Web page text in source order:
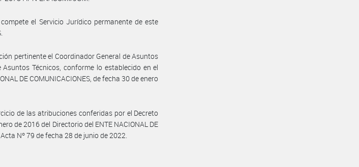
el Servicio Jurídico permanente de este
pertinente el Coordinador General de Asuntos
Técnicos, conforme lo establecido en el
DE COMUNICACIONES, de fecha 30 de enero
de las atribuciones conferidas por el Decreto
de 2016 del Directorio del ENTE NACIONAL DE
Nº 79 de fecha 28 de junio de 2022.